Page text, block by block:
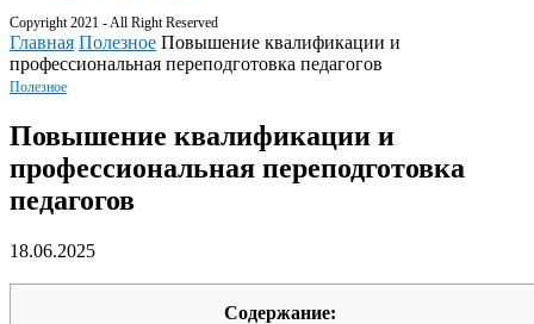
Copyright 2021 - All Right Reserved
Главная Полезное Повышение квалификации и
профессиональная переподготовка педагогов
Полезное
Повышение квалификации и
профессиональная переподготовка
педагогов
18.06.2025
Содержание: